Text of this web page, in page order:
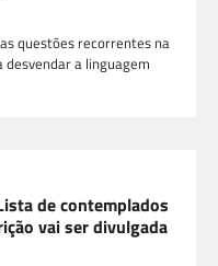
questões recorrentes na
a linguagem
de contemplados
vai ser divulgada